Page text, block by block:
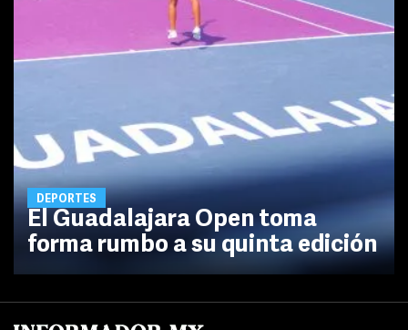
DEPORTES
El Guadalajara Open toma
forma rumbo a su quinta edición